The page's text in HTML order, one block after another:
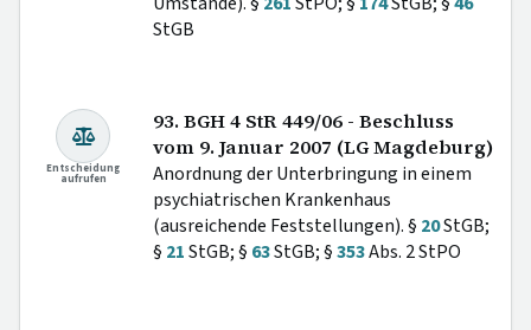
StGB
Entscheidung
aufrufen
93. BGH 4 StR 449/06 - Beschluss
vom 9. Januar 2007 (LG Magdeburg)
Anordnung der Unterbringung in einem
psychiatrischen Krankenhaus
(ausreichende Feststellungen). § 20StGB;
§ 21StGB; § 63StGB; §353Abs. 2 StPO